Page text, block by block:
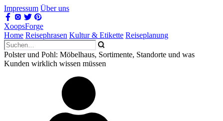
Impressum Über uns
XoopsForge
Home Reisephrasen Kultur & Etikette Reiseplanung
Polster und Pohl: Möbelhaus, Sortimente, Standorte und was
Kunden wirklich wissen müssen